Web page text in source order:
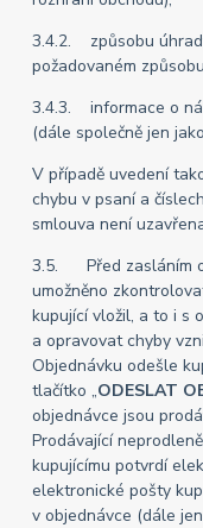
3.4.2. způsobu
požadovaném
3.4.3. informace o
(dále společně jen jako
V případě uvedení
chybu v psaní a
smlouva není
3.5. Před zasláním
umožněno
kupující vložil, a to i s
a opravovat chyby
Objednávku odešle
tlačítko „ODESLAT
objednávce jsou
Prodávající
kupujícímu potvrdí
elektronické pošty
v objednávce (dále jen